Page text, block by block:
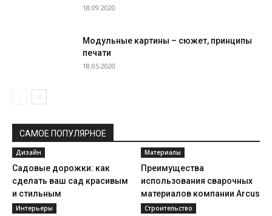
18.09.2020
Модульные картины – сюжет, принципы
печати
18.05.2020
САМОЕ ПОПУЛЯРНОЕ
Дизайн
Садовые дорожки: как
сделать ваш сад красивым
и стильным
Материалы
Преимущества
использования сварочных
материалов компании Arcus
Интерьеры Строительство